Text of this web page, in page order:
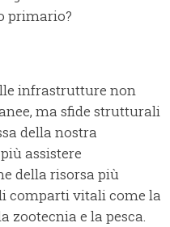
primario?
infrastrutture non
ma sfide strutturali
della nostra
assistere
della risorsa più
comparti vitali come la
e la pesca.